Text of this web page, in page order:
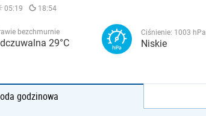
05:19 18:54
bezchmurnie
29°C
Ciśnienie: 1003 hPa
Niskie
godzinowa